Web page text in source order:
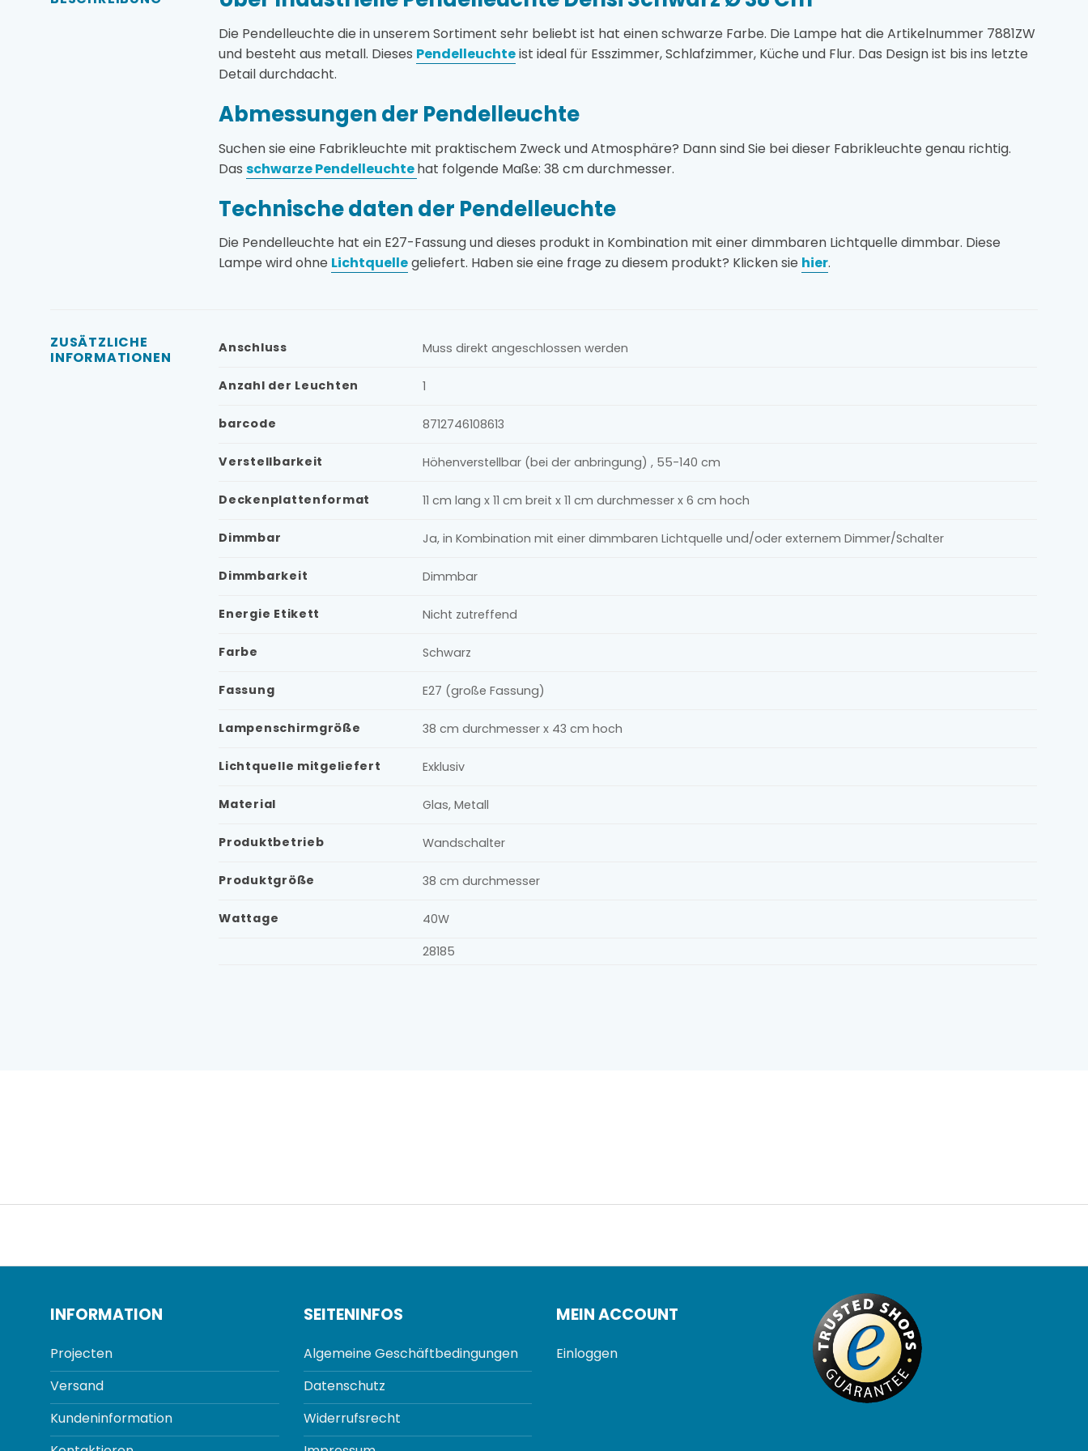
Die Pendelleuchte die in unserem Sortiment sehr beliebt ist hat einen schwarze Farbe. Die Lampe hat die Artikelnummer 7881ZW
und besteht aus metall. Dieses Pendelleuchteist ideal für Esszimmer, Schlafzimmer, Küche und Flur. Das Design ist bis ins letzte
Detail durchdacht.
Abmessungen der Pendelleuchte
Suchen sie eine Fabrikleuchte mit praktischem Zweck und Atmosphäre? Dann sind Sie bei dieser Fabrikleuchte genau richtig.
Dasschwarze Pendelleuchtehat folgende Maße: 38 cm durchmesser.
Technische daten der Pendelleuchte
Die Pendelleuchte hat ein E27-Fassung und dieses produkt in Kombination mit einer dimmbaren Lichtquelle dimmbar. Diese
Lampe wird ohne Lichtquellegeliefert. Haben sie eine frage zu diesem produkt? Klicken sie hier.
ZUSÄTZLICHE
INFORMATIONEN
Anschluss Muss direkt angeschlossen werden
Anzahl der Leuchten 1
barcode 8712746108613
Verstellbarkeit Höhenverstellbar (bei der anbringung) , 55-140 cm
Deckenplattenformat 11 cm lang x 11 cm breit x 11 cm durchmesser x 6 cm hoch
Dimmbar Ja, in Kombination mit einer dimmbaren Lichtquelle und/oder externem Dimmer/Schalter
Dimmbarkeit Dimmbar
Energie Etikett Nicht zutreffend
Farbe Schwarz
Fassung E27 (große Fassung)
Lampenschirmgröße 38 cm durchmesser x 43 cm hoch
Lichtquelle mitgeliefert Exklusiv
Material Glas, Metall
Produktbetrieb Wandschalter
Produktgröße 38 cm durchmesser
Wattage
40W
28185
INFORMATION
Projecten
Versand
Kundeninformation
SEITENINFOS
Algemeine Geschäftbedingungen
Datenschutz
Widerrufsrecht
MEIN ACCOUNT
Einloggen